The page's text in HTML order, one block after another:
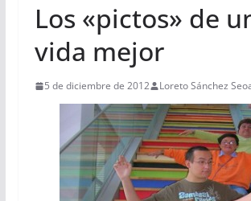
Los «pictos» de
vida mejor
5 de diciembre de 2012 Loreto Sánchez